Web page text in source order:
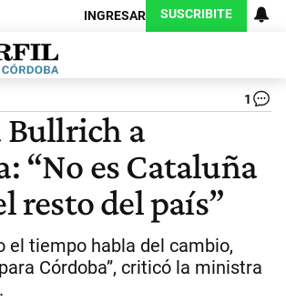
INGRESAR SUSCRIBITE
1
Bullrich a
“No es Cataluña
resto del país”
el tiempo habla del cambio,
Córdoba”, criticó la ministra